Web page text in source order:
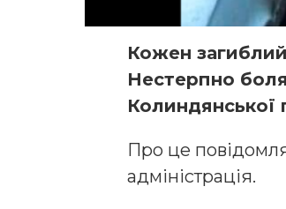
Кожен
Нестерпно
Колиндянської
Про це
адміністрація.